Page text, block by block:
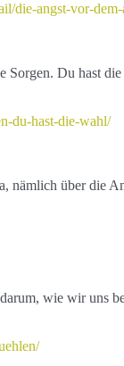
die-angst-vor-
Sorgen. Du hast
du-hast-die-wahl/
nämlich über die
wie wir uns